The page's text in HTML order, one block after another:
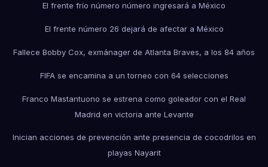
El frente frío número número ingresará a México
El frente número 26 dejará de afectar a México
Fallece Bobby Cox, exmánager de Atlanta Braves, a los 84 años
FIFA se encamina a un torneo con 64 selecciones
Franco Mastantuono se estrena como goleador con el Real
Madrid en victoria ante Levante
Inician acciones de prevención ante presencia de cocodrilos en
playas Nayarit